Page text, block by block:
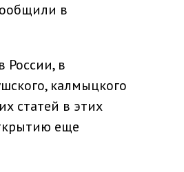
в
России, в
калмыцкого
статей в этих
еще